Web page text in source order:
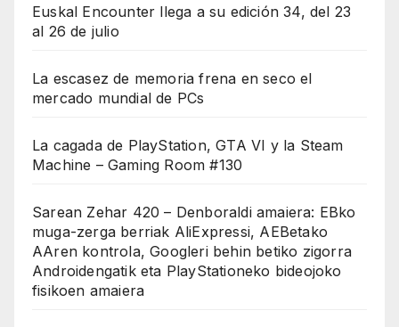
Euskal Encounter llega a su edición 34, del 23
al 26 de julio
La escasez de memoria frena en seco el
mercado mundial de PCs
La cagada de PlayStation, GTA VI y la Steam
Machine – Gaming Room #130
Sarean Zehar 420 – Denboraldi amaiera: EBko
muga-zerga berriak AliExpressi, AEBetako
AAren kontrola, Googleri behin betiko zigorra
Androidengatik eta PlayStationeko bideojoko
fisikoen amaiera